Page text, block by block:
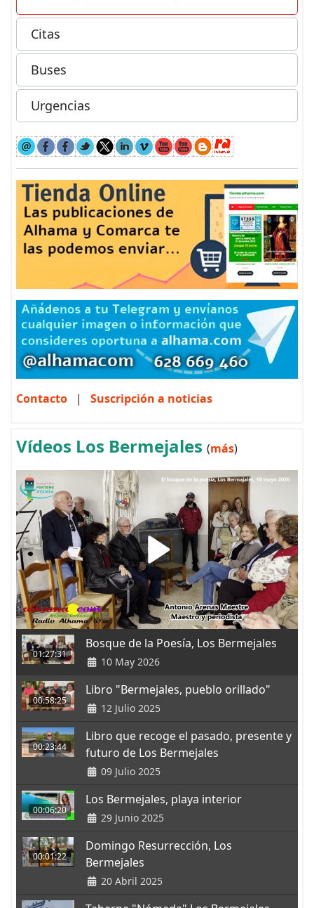
Citas
Buses
Urgencias
Contacto | Suscripción a noticias
Vídeos Los Bermejales (más)
01:27:31
Bosque de la Poesía, Los Bermejales
10 May 2026
00:58:25
Libro "Bermejales, pueblo orillado"
12 Julio 2025
00:23:44
Libro que recoge el pasado, presente y
futuro de Los Bermejales
09 Julio 2025
00:06:20
Los Bermejales, playa interior
29 Junio 2025
00:01:22
Domingo Resurrección, Los
Bermejales
20 Abril 2025